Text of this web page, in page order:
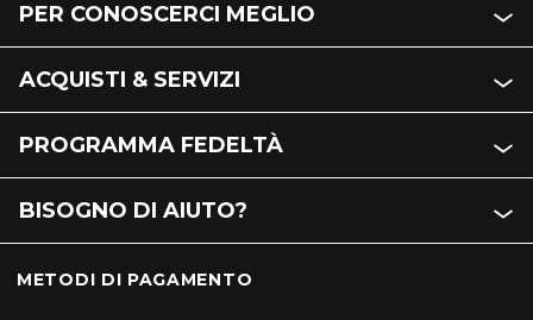
PER CONOSCERCI MEGLIO
ACQUISTI & SERVIZI
PROGRAMMA FEDELTÀ
BISOGNO DI AIUTO?
METODI DI PAGAMENTO